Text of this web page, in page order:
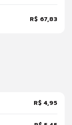
R$ 67,83
R$ 4,95